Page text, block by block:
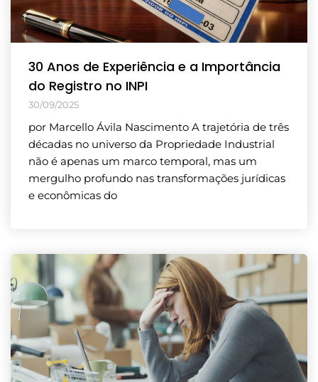
30 Anos de Experiência e a Importância
do Registro no INPI
30/09/2025
por Marcello Ávila Nascimento A trajetória de três
décadas no universo da Propriedade Industrial
não é apenas um marco temporal, mas um
mergulho profundo nas transformações jurídicas
e econômicas do